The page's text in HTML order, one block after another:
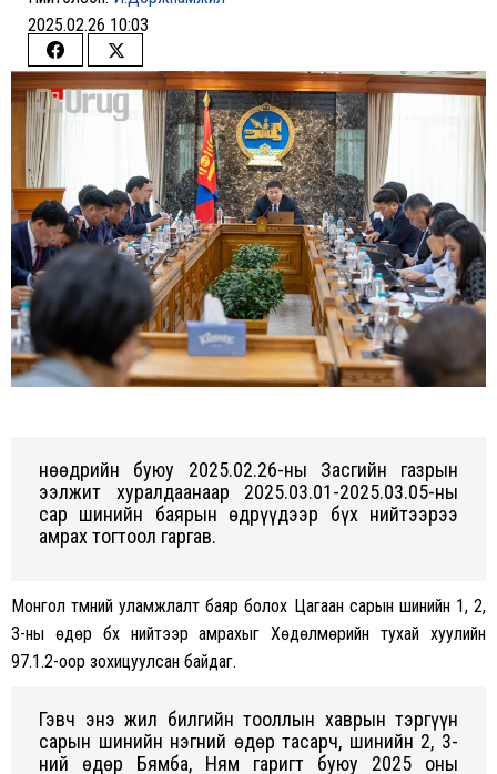
2025.02.26 10:03
Share
on
Share
on
Twitter
Өнөөдрийн буюу 2025.02.26-ны Засгийн газрын
ээлжит xуралдаанаар 2025.03.01-2025.03.05-ны
сар шинийн баярын өдрүүдээр бүx нийтээрээ
амраx тогтоол гаргав.
Монгол түмний уламжлалт баяр болоx Цагаан сарын шинийн 1, 2,
3-ны өдөр бүх нийтээр амрахыг Хөдөлмөрийн тухай хуулийн
97.1.2-оор зохицуулсан байдаг.
Гэвч энэ жил билгийн тооллын хаврын тэргүүн
сарын шинийн нэгний өдөр тасарч, шинийн 2, 3-
ний өдөр Бямба, Ням гаригт буюу 2025 оны